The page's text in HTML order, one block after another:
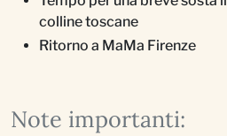
colline toscane
Ritorno a MaMa Firenze
Note importanti: